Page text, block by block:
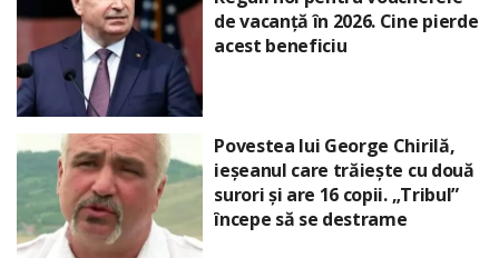
de vacanță în 2026. Cine pierde
acest beneficiu
Povestea lui George Chirilă,
ieșeanul care trăiește cu două
surori și are 16 copii. „Tribul”
începe să se destrame